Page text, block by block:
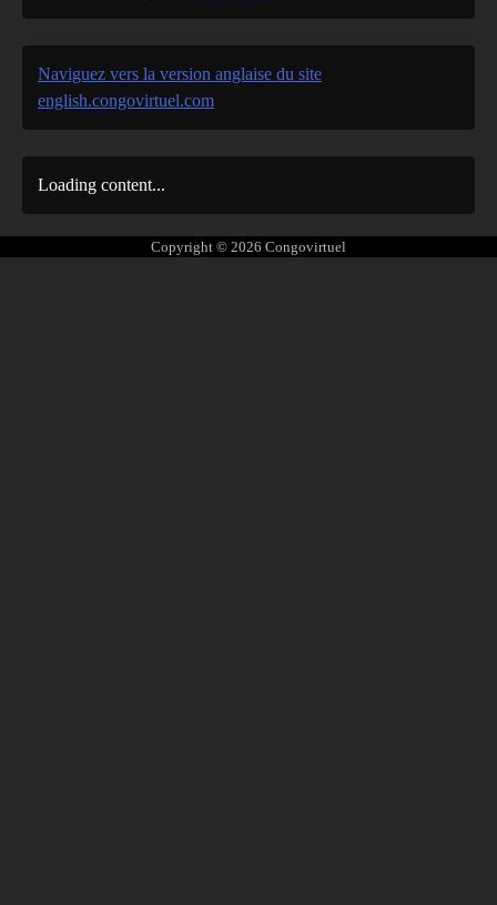
Naviguez vers la version anglaise du site
english.congovirtuel.com
Loading content...
Copyright © 2026 Congovirtuel